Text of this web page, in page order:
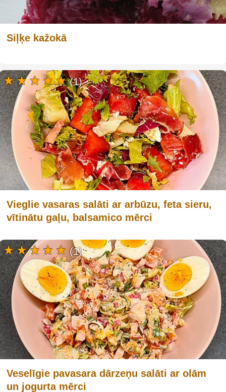
Siļķe kažokā
Vieglie vasaras salāti ar arbūzu, feta sieru,
vītinātu gaļu, balsamico mērci
(1)
Veselīgie pavasara dārzeņu salāti ar olām
un jogurta mērci
(1)